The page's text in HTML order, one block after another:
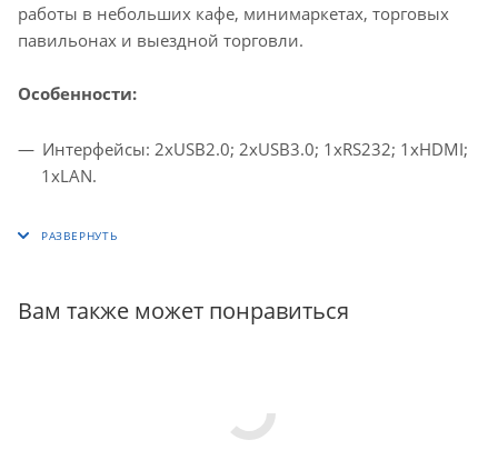
работы в небольших кафе, минимаркетах, торговых
павильонах и выездной торговли.
Особенности:
Интерфейсы: 2хUSB2.0; 2хUSB3.0; 1хRS232; 1хHDMI;
1хLAN.
Вам также может понравиться